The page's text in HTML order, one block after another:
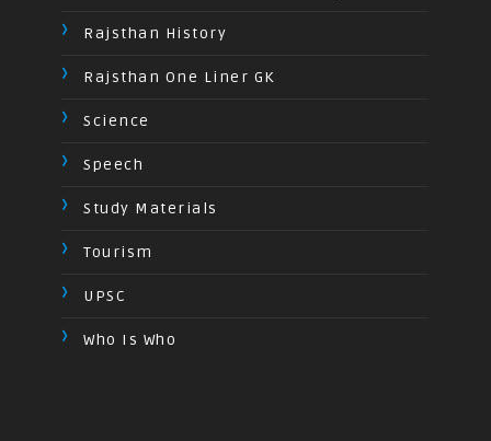
Rajsthan History
Rajsthan One Liner GK
Science
Speech
Study Materials
Tourism
UPSC
Who Is Who